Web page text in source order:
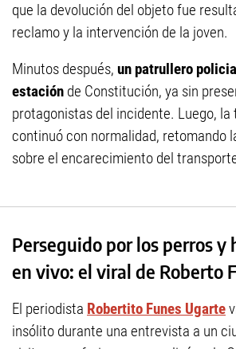
que la devolución del objeto fue
reclamo y la intervención de la joven.
Minutos después, un patrullero
estación de Constitución, ya sin
protagonistas del incidente. Luego, la
continuó con normalidad, retomando
sobre el encarecimiento del
Perseguido por los perros y
en vivo: el viral de Roberto
El periodista Robertito Funes Ugarte
insólito durante una entrevista a un